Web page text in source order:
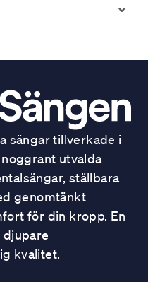
sängar tillverkade i
utvalda
ställbara
genomtänkt
för din kropp. En
kvalitet.